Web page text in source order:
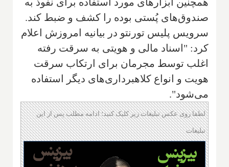
صندوق‌های پُستی بوده را کشف و ضبط کند.
سرویس پلیس تورنتو در بیانیه امروزش اعلام
کرد: "اسناد مالی و هویتی به سرقت رفته
اغلب توسط مجرمان برای ارتکاب سرقت
هویت و انواع کلاهبرداری‌های دیگر استفاده
می‌شود".
لطفا روی عکس تبلیغات زیر کلیک کنید؛ ادامه مطلب پس از این
تبلیغات